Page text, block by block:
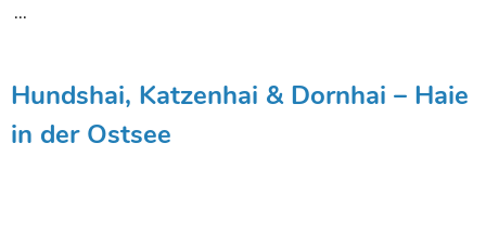
...
Hundshai, Katzenhai & Dornhai – Haie
in der Ostsee